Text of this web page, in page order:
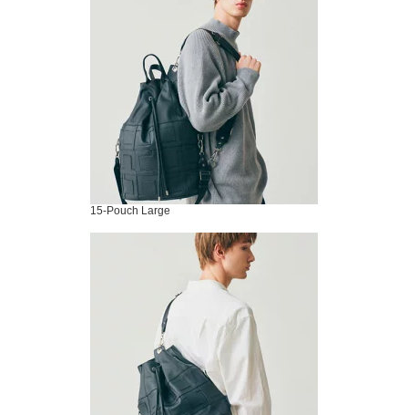
15-Pouch Large